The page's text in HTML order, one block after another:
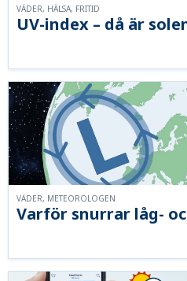
UV-index – då är
VÄDER, HÄLSA, FRITID
Varför snurrar låg-
VÄDER, METEOROLOGEN